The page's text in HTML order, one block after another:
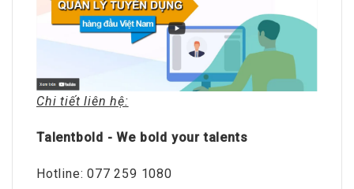
Chi tiết liên hệ:
Talentbold - We bold your talents
Hotline: 077 259 1080